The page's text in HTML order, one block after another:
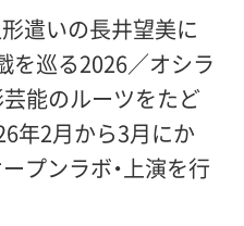
遣いの長井望美に
を巡る2026／オシラ
芸能のルーツをたど
年2月から3月にか
プンラボ・上演を行